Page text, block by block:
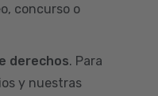
concurso o
derechos. Para
y nuestras